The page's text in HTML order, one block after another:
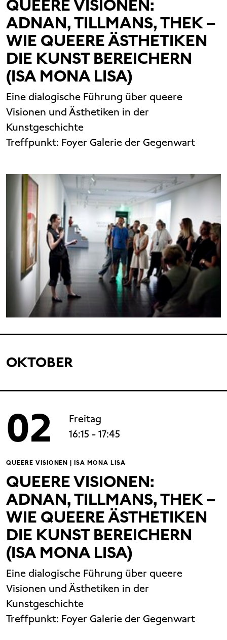
QUEERE VISIONEN:
ADNAN, TILLMANS, THEK –
WIE QUEERE ÄSTHETIKEN
DIE KUNST BEREICHERN
(ISA MONA LISA)
Eine dialogische Führung über queere
Visionen und Ästhetiken in der
Kunstgeschichte
Treffpunkt: Foyer Galerie der Gegenwart
OKTOBER
02
Freitag
16:15 - 17:45
QUEERE VISIONEN | ISA MONA LISA
QUEERE VISIONEN:
ADNAN, TILLMANS, THEK –
WIE QUEERE ÄSTHETIKEN
DIE KUNST BEREICHERN
(ISA MONA LISA)
Eine dialogische Führung über queere
Visionen und Ästhetiken in der
Kunstgeschichte
Treffpunkt: Foyer Galerie der Gegenwart